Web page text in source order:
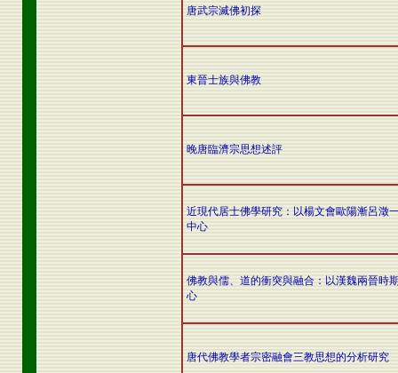
唐武宗滅佛初探
東晉士族與佛教
晚唐臨濟宗思想述評
近現代居士佛學研究：以楊文會歐陽漸呂澂
中心
佛教與儒、道的衝突與融合：以漢魏兩晉時
心
唐代佛教學者宗密融會三教思想的分析研究